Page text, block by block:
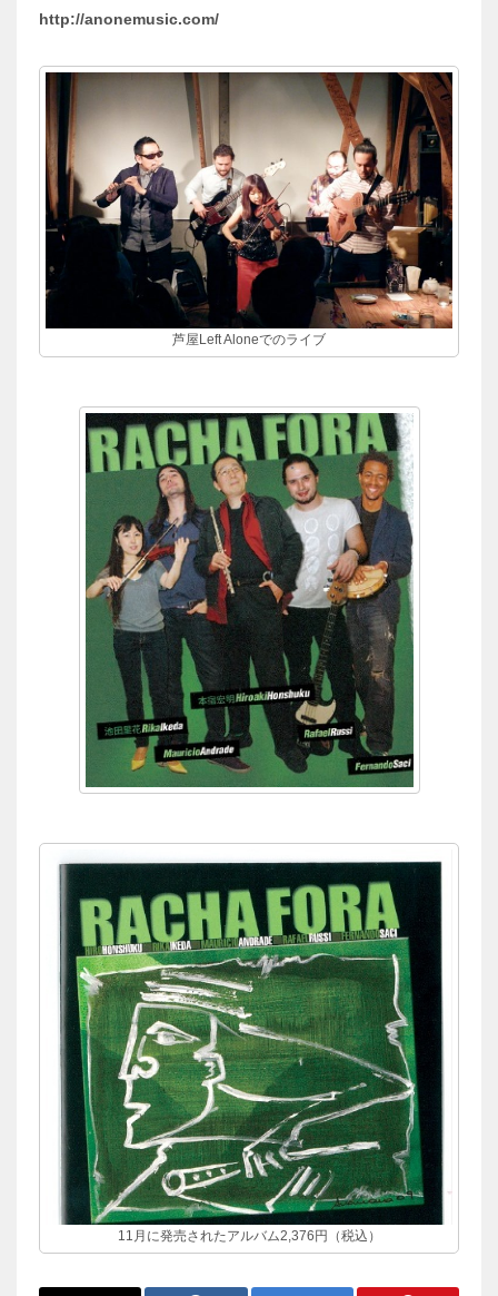
http://anonemusic.com/
芦屋Left Aloneでのライブ
11月に発売されたアルバム2,376円（税込）